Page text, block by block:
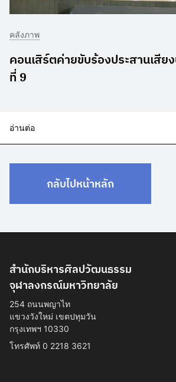
คลังภาพ
คอนเสิร์ตค่ายขับร้องประสานเสีย
ที่ 9
อ่านต่อ
กลับไปหน้าหลัก
สำนักบริหารศิลปวัฒนธรรม
จุฬาลงกรณ์มหาวิทยาลัย
254 ถนนพญาไท
แขวงวังใหม่ เขตปทุมวัน
กรุงเทพฯ 10330
โทรศัพท์ 0 2218 3621